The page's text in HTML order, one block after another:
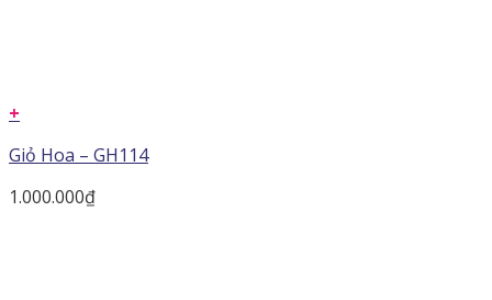
+
Giỏ Hoa – GH114
1.000.000₫